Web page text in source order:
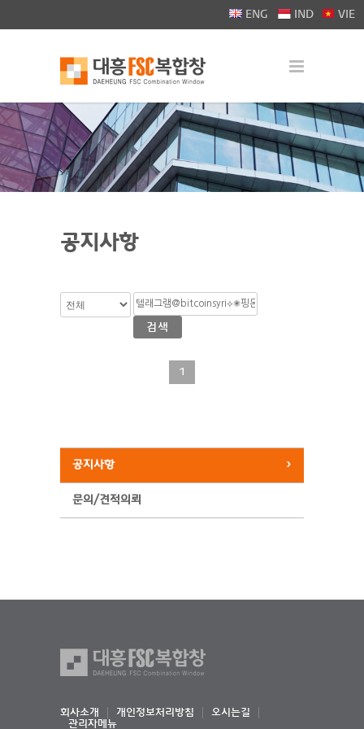
ENG IND VIE
공지사항
검색
1
공지사항
문의/견적의뢰
회사소개 개인정보처리방침
오시는길
관리자메뉴